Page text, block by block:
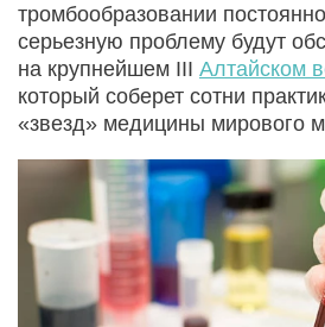
тромбообразовании
серьезную проблему будут
на крупнейшем III Алтайском
который соберет сотни
«звезд» медицины мирового